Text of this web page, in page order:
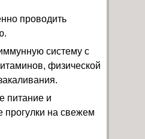
проводить
систему с
физической
питание и
прогулки на свежем